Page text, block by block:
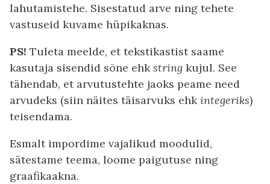
lahutamistehe. Sisestatud arve ning tehete
vastuseid kuvame hüpikaknas.
PS! Tuleta meelde, et tekstikastist saame
kasutaja sisendid sõne ehkstring kujul. See
tähendab, et arvutustehte jaoks peame need
arvudeks (siin näites täisarvuks ehkintegeriks)
teisendama.
Esmalt impordime vajalikud moodulid,
sätestame teema, loome paigutuse ning
graafikaakna.